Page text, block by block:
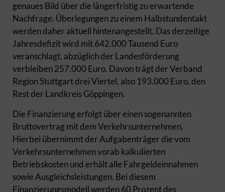
genaues Bild über die längerfristig zu erwartende
Nachfrage. Überlegungen zu einem Halbstundentakt
werden daher aktuell hintenangestellt. Das derzeitige
Jahresdefizit wird mit 642.000 Tausend Euro
veranschlagt, abzüglich der Landesförderung
verbleiben 257.000 Euro. Davon trägt der Verband
Region Stuttgart drei Viertel, also 193.000 Euro, den
Rest der Landkreis Göppingen.
Die Finanzierung erfolgt über einen sogenannten
Bruttovertrag mit dem Verkehrsunternehmen.
Hierbei übernimmt der Aufgabenträger die vom
Verkehrsunternehmen vorab kalkulierten
Betriebskosten und erhält alle Fahrgeldeinnahmen
sowie Ausgleichsleistungen. Bei diesem
Finanzierungsmodell werden 60 Prozent des